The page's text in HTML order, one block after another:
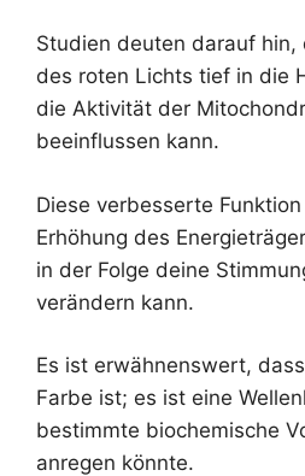
Studien deuten darauf hin,
des roten Lichts tief in die
die Aktivität der
beeinflussen kann.
Diese verbesserte
Erhöhung des
in der Folge deine
verändern kann.
Es ist erwähnenswert, dass
Farbe ist; es ist eine
bestimmte biochemische
anregen könnte.